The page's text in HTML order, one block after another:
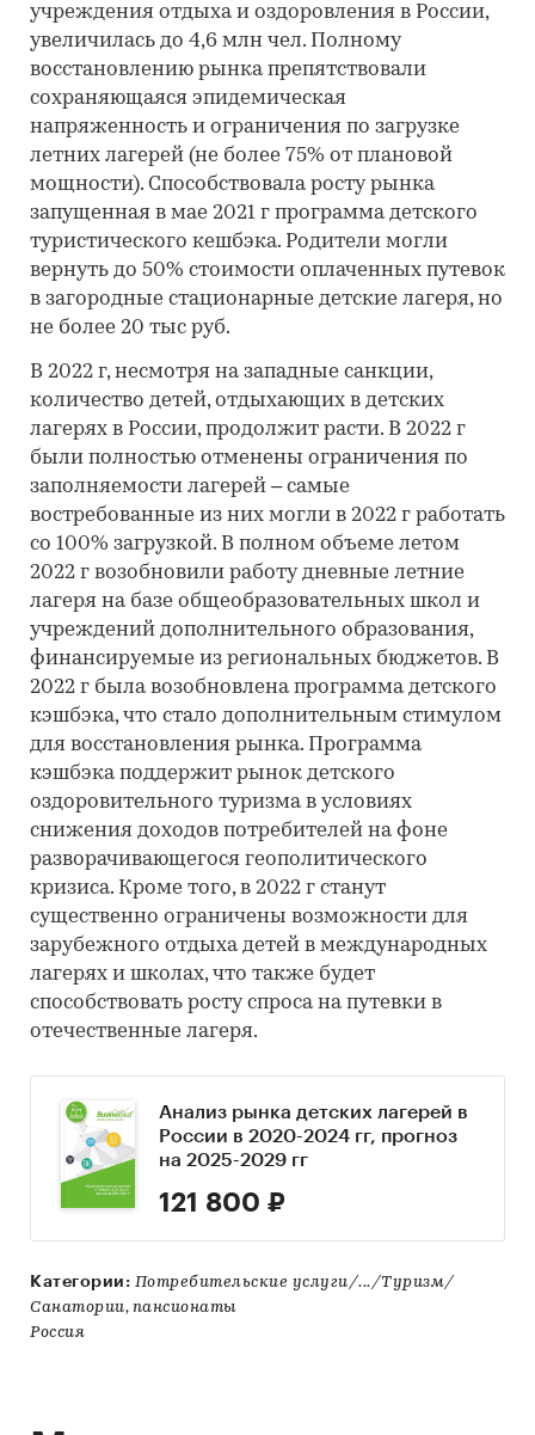
учреждения отдыха и оздоровления в России,
увеличилась до 4,6 млн чел. Полному
восстановлению рынка препятствовали
сохраняющаяся эпидемическая
напряженность и ограничения по загрузке
летних лагерей (не более 75% от плановой
мощности). Способствовала росту рынка
запущенная в мае 2021 г программа детского
туристического кешбэка. Родители могли
вернуть до 50% стоимости оплаченных путевок
в загородные стационарные детские лагеря, но
не более 20 тыс руб.
В 2022 г, несмотря на западные санкции,
количество детей, отдыхающих в детских
лагерях в России, продолжит расти. В 2022 г
были полностью отменены ограничения по
заполняемости лагерей – самые
востребованные из них могли в 2022 г работать
со 100% загрузкой. В полном объеме летом
2022 г возобновили работу дневные летние
лагеря на базе общеобразовательных школ и
учреждений дополнительного образования,
финансируемые из региональных бюджетов. В
2022 г была возобновлена программа детского
кэшбэка, что стало дополнительным стимулом
для восстановления рынка. Программа
кэшбэка поддержит рынок детского
оздоровительного туризма в условиях
снижения доходов потребителей на фоне
разворачивающегося геополитического
кризиса. Кроме того, в 2022 г станут
существенно ограничены возможности для
зарубежного отдыха детей в международных
лагерях и школах, что также будет
способствовать росту спроса на путевки в
отечественные лагеря.
Анализ рынка детских лагерей в
России в 2020-2024 гг, прогноз
на 2025-2029 гг
121 800 ₽
Категории: Потребительские услуги/.../Туризм/
Санатории, пансионаты
Россия